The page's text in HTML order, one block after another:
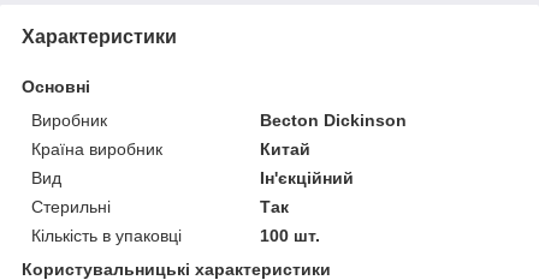
Характеристики
Основні
Виробник
Becton Dickinson
Країна виробник
Китай
Вид
Ін'єкційний
Стерильні
Так
Кількість в упаковці
100 шт.
Користувальницькі характеристики